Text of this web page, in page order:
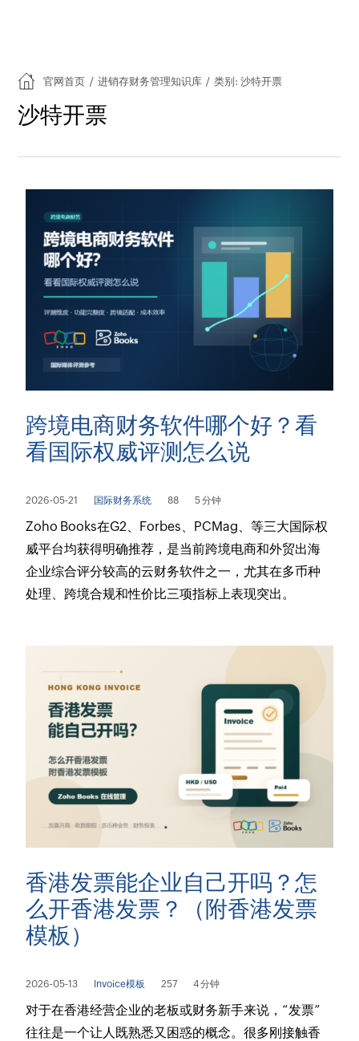
官网首页 / 进销存财务管理知识库 / 类别: 沙特开票
沙特开票
跨境电商财务软件哪个好？看
看国际权威评测怎么说
2026-05-21 国际财务系统 88 5 分钟
Zoho Books在G2、Forbes、PCMag、等三大国际权
威平台均获得明确推荐，是当前跨境电商和外贸出海
企业综合评分较高的云财务软件之一，尤其在多币种
处理、跨境合规和性价比三项指标上表现突出。
香港发票能企业自己开吗？怎
么开香港发票？（附香港发票
模板）
2026-05-13 Invoice模板 257 4 分钟
对于在香港经营企业的老板或财务新手来说，“发票”
往往是一个让人既熟悉又困惑的概念。很多刚接触香